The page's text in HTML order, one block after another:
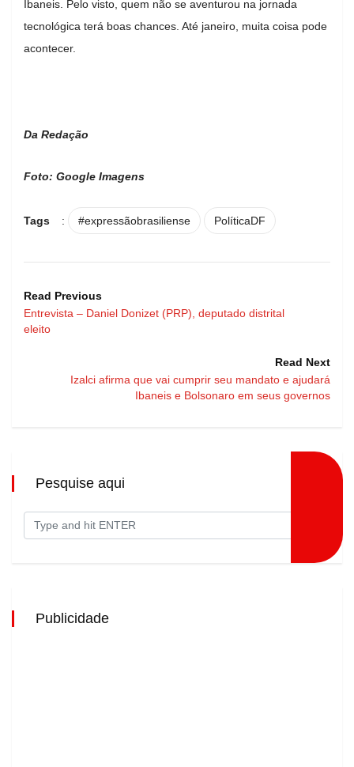
Ibaneis. Pelo visto, quem não se aventurou na jornada
tecnológica terá boas chances. Até janeiro, muita coisa pode
acontecer.
Da Redação
Foto: Google Imagens
Tags : #expressãobrasiliense PolíticaDF
Read Previous
Entrevista – Daniel Donizet (PRP), deputado distrital
eleito
Read Next
Izalci afirma que vai cumprir seu mandato e ajudará
Ibaneis e Bolsonaro em seus governos
Pesquise aqui
Publicidade